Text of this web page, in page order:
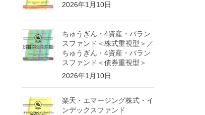
2026年1月10日
ちゅうぎん・4資産・バラン
スファンド＜株式重視型＞／
ちゅうぎん・4資産・バラン
スファンド＜債券重視型＞
2026年1月10日
楽天・エマージング株式・イ
ンデックスファンド